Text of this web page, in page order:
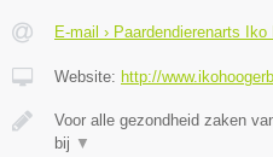
E-mail › Paardendierenarts Iko
Website: http://
Voor alle gezondheid zaken
bij ▼